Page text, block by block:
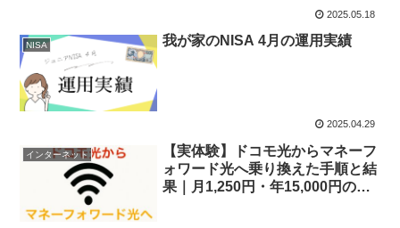
2025.05.18
NISA 我が家のNISA 4月の運用実績
2025.04.29
インターネット
【実体験】ドコモ光からマネーフ
ォワード光へ乗り換えた手順と結
果｜月1,250円・年15,000円の固